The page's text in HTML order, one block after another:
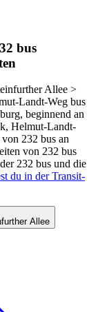
bus
Allee >
Landt-Weg bus
beginnend an
Helmut-Landt-
232 bus an
von 232 bus
232 bus und die
du in der Transit-
Allee